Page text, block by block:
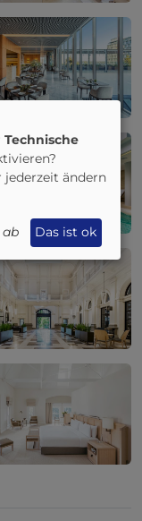
Technische
ändern
ab Das ist ok